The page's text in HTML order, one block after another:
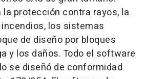
protección contra rayos, la
los sistemas
de diseño por bloques
y los daños. Todo el software
se diseñó de conformidad